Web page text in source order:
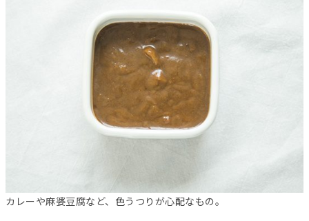
カレーや麻婆豆腐など、色うつりが心配なもの。